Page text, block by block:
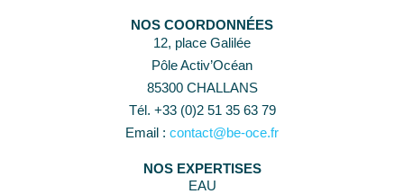
NOS COORDONNÉES
12, place Galilée
Pôle Activ’Océan
85300 CHALLANS
Tél. +33 (0)2 51 35 63 79
Email : contact@be-oce.fr
NOS EXPERTISES
EAU